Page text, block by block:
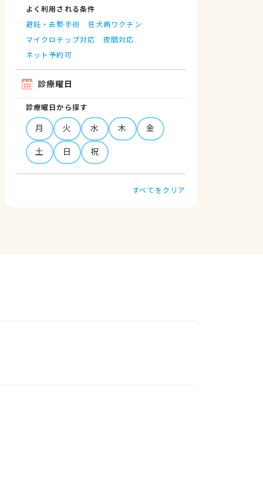
よく利用される条件
避妊・去勢手術
狂犬病ワクチン
マイクロチップ対応
夜間対応
ネット予約可
診療曜日
診療曜日から探す
月 火 水 木
金
土
日 祝
すべてをクリア